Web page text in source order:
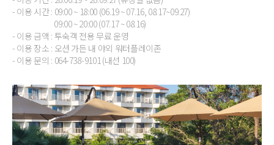
- 이용 시간 : 09:00 ~ 18:00 (06.19 ~ 07.16, 08.17~09.27)
09:00 ~ 20:00 (07.17 ~ 08.16)
- 이용 금액 : 투숙객 전용 무료 운영
- 이용 장소 : 오션 가든 내 야외 워터플레이존
- 이용 문의 : 064-738-9101 (내선 100)